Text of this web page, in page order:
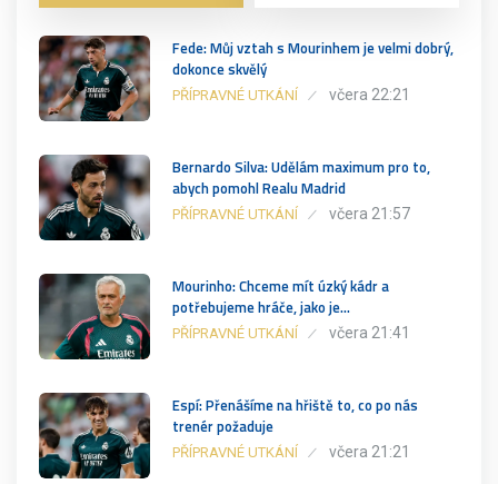
Fede: Můj vztah s Mourinhem je velmi dobrý,
dokonce skvělý
PŘÍPRAVNÉ UTKÁNÍ včera 22:21
Bernardo Silva: Udělám maximum pro to,
abych pomohl Realu Madrid
PŘÍPRAVNÉ UTKÁNÍ včera 21:57
Mourinho: Chceme mít úzký kádr a
potřebujeme hráče, jako je…
PŘÍPRAVNÉ UTKÁNÍ včera 21:41
Espí: Přenášíme na hřiště to, co po nás
trenér požaduje
PŘÍPRAVNÉ UTKÁNÍ včera 21:21